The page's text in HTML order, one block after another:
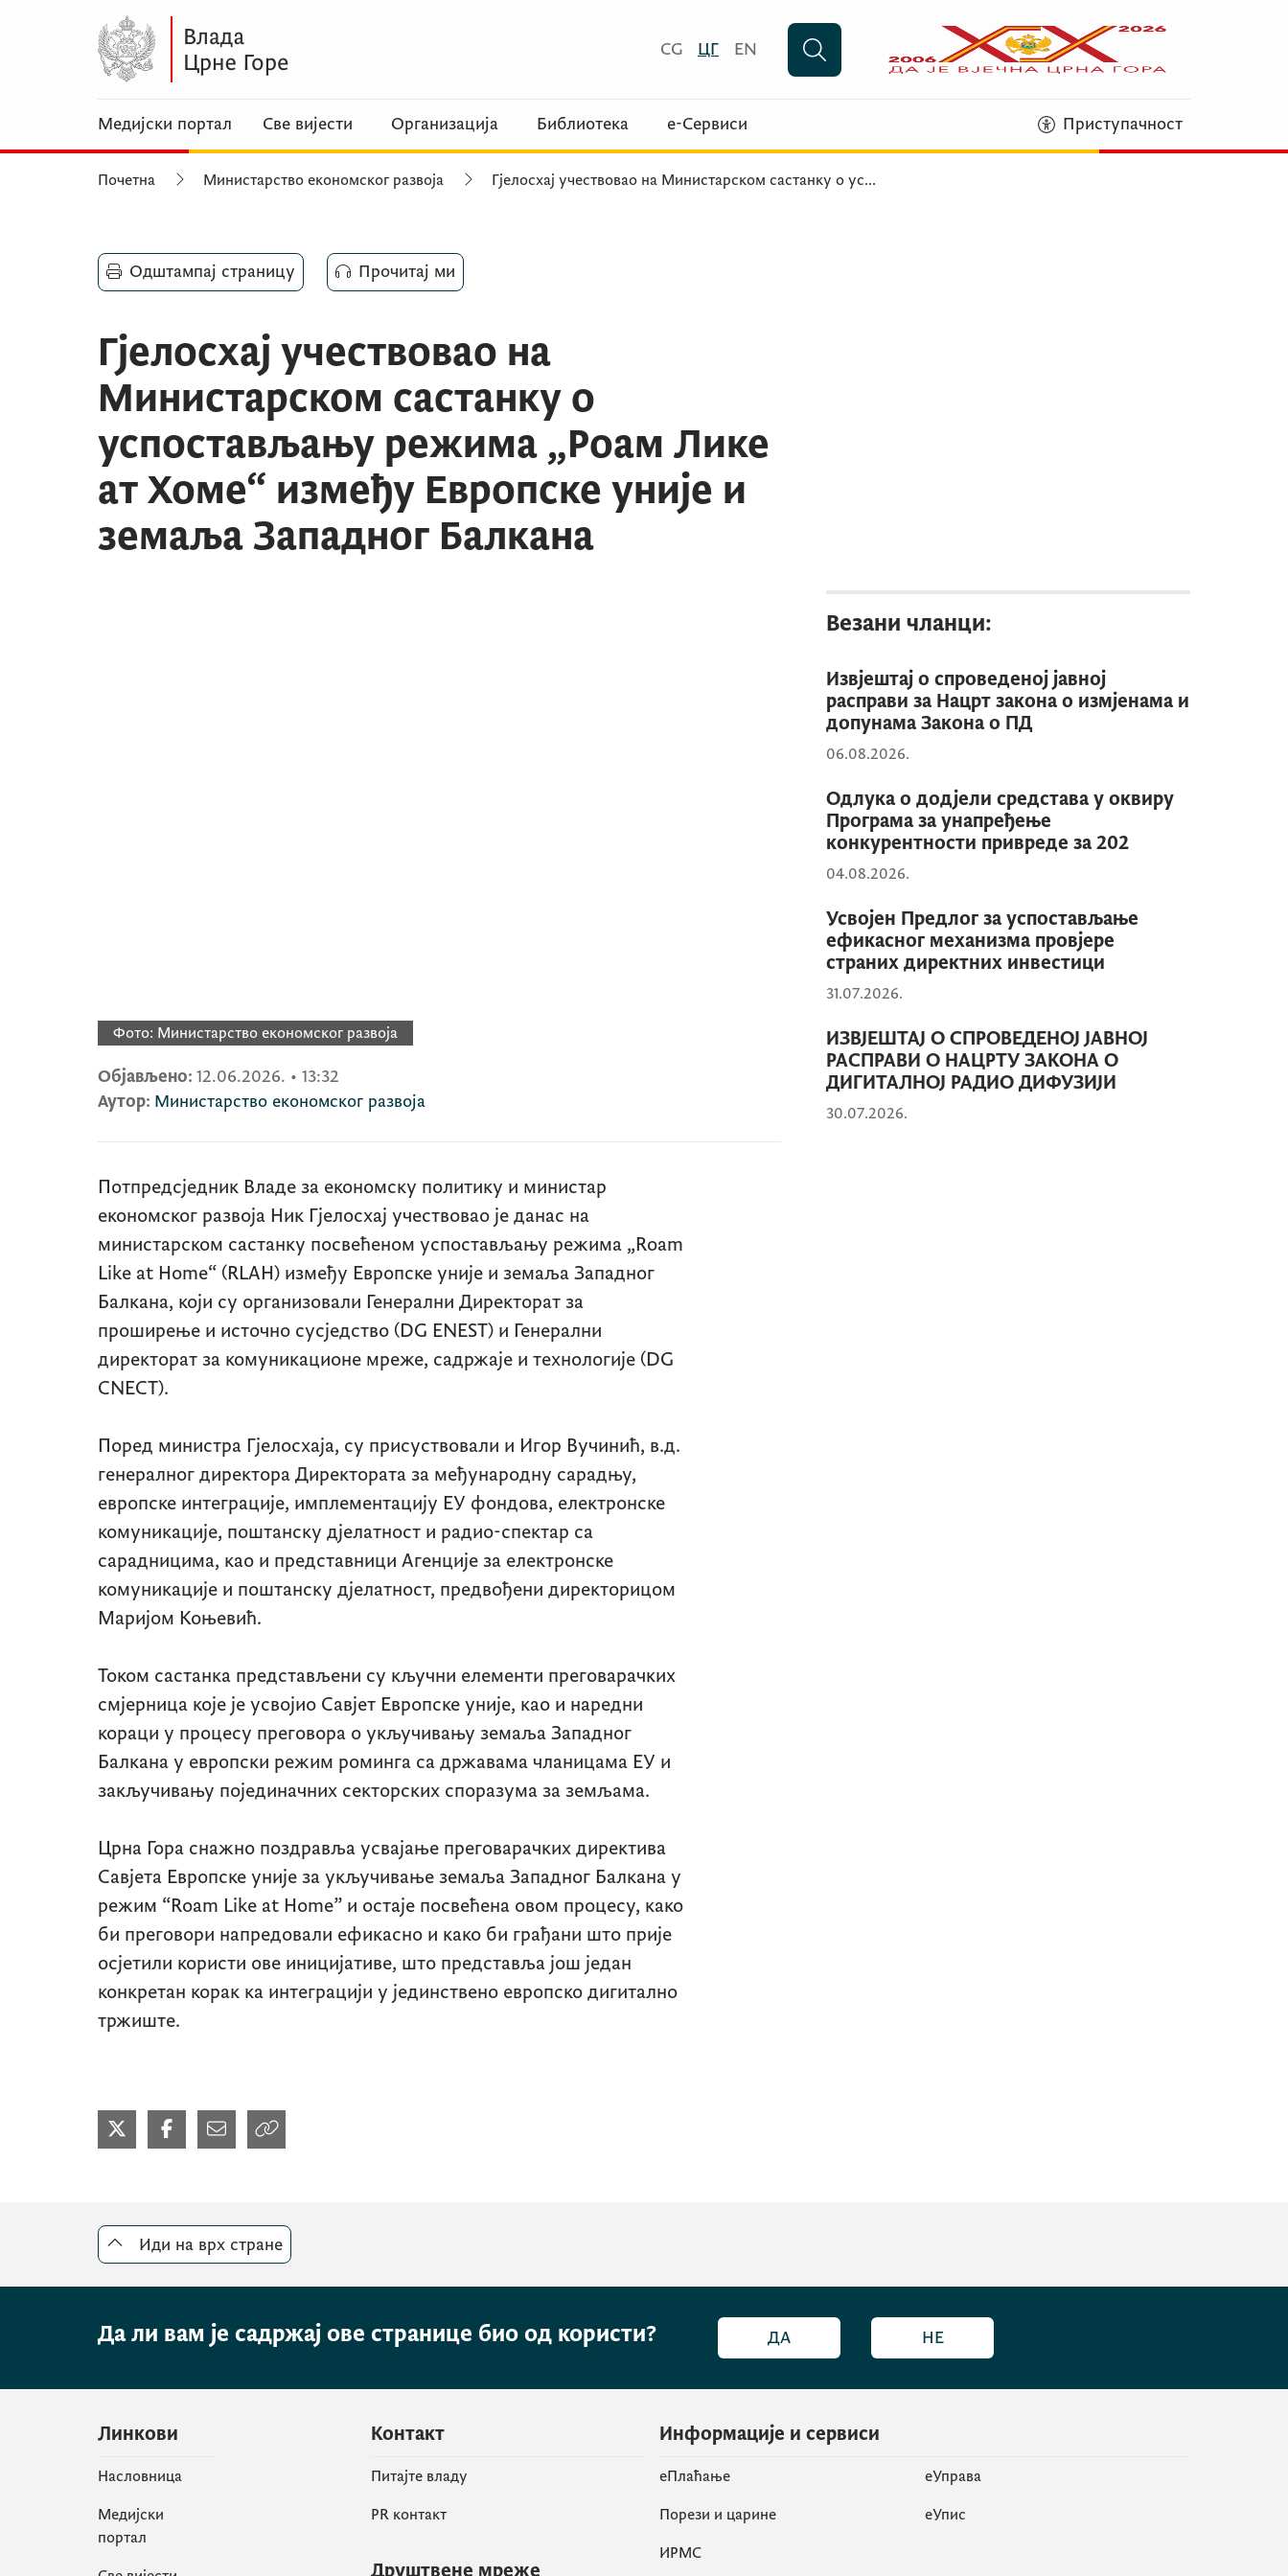
CG ЦГ EN
Медијски портал Све вијести Организација Библиотека е-Сервиси Приступачност
Почетна Министарство економског развоја Гјелосхај учествовао на Министарском састанку о ус...
Одштампај страницу Прочитај ми
Гјелосхај учествовао на
Министарском састанку о
успостављању режима „Роам Лике
ат Хоме“ између Европске уније и
земаља Западног Балкана
Фото: Министарство економског развоја
Објављено: 12.06.2026. • 13:32
Аутор: Министарство економског развоја
Потпредсједник Владе за економску политику и министар
економског развоја Ник Гјелосхај учествовао је данас на
министарском састанку посвећеном успостављању режима „Roam
Like at Home“ (RLAH) између Европске уније и земаља Западног
Балкана, који су организовали Генерални Директорат за
проширење и источно сусједство (DG ENEST) и Генерални
директорат за комуникационе мреже, садржаје и технологије (DG
CNECT).
Поред министра Гјелосхаја, су присуствовали и Игор Вучинић, в.д.
генералног директора Директората за међународну сарадњу,
европске интеграције, имплементацију ЕУ фондова, електронске
комуникације, поштанску дјелатност и радио-спектар са
сарадницима, као и представници Агенције за електронске
комуникације и поштанску дјелатност, предвођени директорицом
Маријом Коњевић.
Током састанка представљени су кључни елементи преговарачких
смјерница које је усвојио Савјет Европске уније, као и наредни
кораци у процесу преговора о укључивању земаља Западног
Балкана у европски режим роминга са државама чланицама ЕУ и
закључивању појединачних секторских споразума за земљама.
Црна Гора снажно поздравља усвајање преговарачких директива
Савјета Европске уније за укључивање земаља Западног Балкана у
режим “Roam Like at Home” и остаје посвећена овом процесу, како
би преговори напредовали ефикасно и како би грађани што прије
осјетили користи ове иницијативе, што представља још један
конкретан корак ка интеграцији у јединствено европско дигитално
тржиште.
Везани чланци:
Извјештај о спроведеној јавној
расправи за Нацрт закона о измјенама и
допунама Закона о ПД
06.08.2026.
Одлука о додјели средстава у оквиру
Програма за унапређење
конкурентности привреде за 202
04.08.2026.
Усвојен Предлог за успостављање
ефикасног механизма провјере
страних директних инвестици
31.07.2026.
ИЗВЈЕШТАЈ О СПРОВЕДЕНОЈ ЈАВНОЈ
РАСПРАВИ О НАЦРТУ ЗАКОНА О
ДИГИТАЛНОЈ РАДИО ДИФУЗИЈИ
30.07.2026.
Иди на врх стране
Да ли вам је садржај ове странице био од користи? ДА НЕ
Линкови
Насловница
Медијски
портал
Контакт
Питајте владу
PR контакт
Друштвене мреже
Информације и сервиси
eПлаћање
еУправа
Порези и царине
eУпис
ИРМС